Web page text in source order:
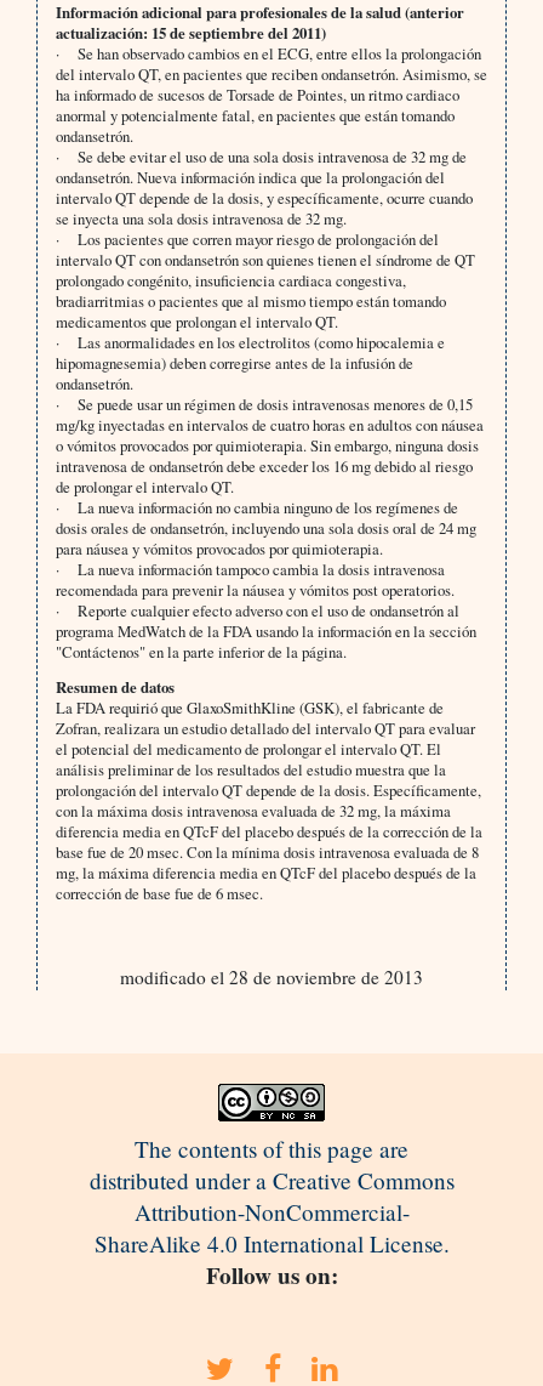
Información adicional para profesionales de la salud (anterior
actualización: 15 de septiembre del 2011)
· Se han observado cambios en el ECG, entre ellos la prolongación
del intervalo QT, en pacientes que reciben ondansetrón. Asimismo, se
ha informado de sucesos de Torsade de Pointes, un ritmo cardiaco
anormal y potencialmente fatal, en pacientes que están tomando
ondansetrón.
· Se debe evitar el uso de una sola dosis intravenosa de 32 mg de
ondansetrón. Nueva información indica que la prolongación del
intervalo QT depende de la dosis, y específicamente, ocurre cuando
se inyecta una sola dosis intravenosa de 32 mg.
· Los pacientes que corren mayor riesgo de prolongación del
intervalo QT con ondansetrón son quienes tienen el síndrome de QT
prolongado congénito, insuficiencia cardiaca congestiva,
bradiarritmias o pacientes que al mismo tiempo están tomando
medicamentos que prolongan el intervalo QT.
· Las anormalidades en los electrolitos (como hipocalemia e
hipomagnesemia) deben corregirse antes de la infusión de
ondansetrón.
· Se puede usar un régimen de dosis intravenosas menores de 0,15
mg/kg inyectadas en intervalos de cuatro horas en adultos con náusea
o vómitos provocados por quimioterapia. Sin embargo, ninguna dosis
intravenosa de ondansetrón debe exceder los 16 mg debido al riesgo
de prolongar el intervalo QT.
· La nueva información no cambia ninguno de los regímenes de
dosis orales de ondansetrón, incluyendo una sola dosis oral de 24 mg
para náusea y vómitos provocados por quimioterapia.
· La nueva información tampoco cambia la dosis intravenosa
recomendada para prevenir la náusea y vómitos post operatorios.
· Reporte cualquier efecto adverso con el uso de ondansetrón al
programa MedWatch de la FDA usando la información en la sección
"Contáctenos" en la parte inferior de la página.
Resumen de datos
La FDA requirió que GlaxoSmithKline (GSK), el fabricante de
Zofran, realizara un estudio detallado del intervalo QT para evaluar
el potencial del medicamento de prolongar el intervalo QT. El
análisis preliminar de los resultados del estudio muestra que la
prolongación del intervalo QT depende de la dosis. Específicamente,
con la máxima dosis intravenosa evaluada de 32 mg, la máxima
diferencia media en QTcF del placebo después de la corrección de la
base fue de 20 msec. Con la mínima dosis intravenosa evaluada de 8
mg, la máxima diferencia media en QTcF del placebo después de la
corrección de base fue de 6 msec.
modificado el 28 de noviembre de 2013
The contents of this page are
distributed under a Creative Commons
Attribution-NonCommercial-
ShareAlike 4.0 International License.
Follow us on: